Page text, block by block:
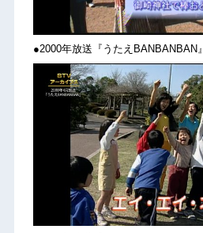
●2000年放送『うたえBANBANBAN』